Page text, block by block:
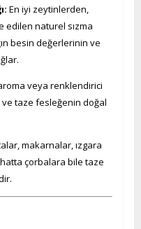
En iyi zeytinlerden,
edilen naturel sızma
besin değerlerinin ve
veya renklendirici
ve taze fesleğenin doğal
makarnalar, ızgara
çorbalara bile taze